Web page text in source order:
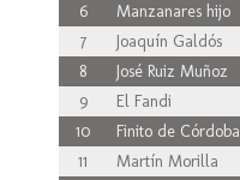
6
Manzanares hijo
7
Joaquín Galdós
8
José Ruiz Muñoz
9
El Fandi
10
Finito de Córdoba
11
Martín Morilla